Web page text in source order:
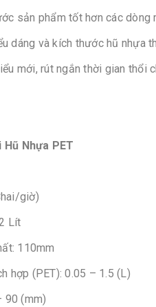
sản phẩm tốt hơn các dòng
dáng và kích thước hũ nhựa
mới, rút ngắn thời gian thổi
Nhựa PET
giờ)
Lít
110mm
hợp (PET): 0.05 – 1.5 (L)
90 (mm)